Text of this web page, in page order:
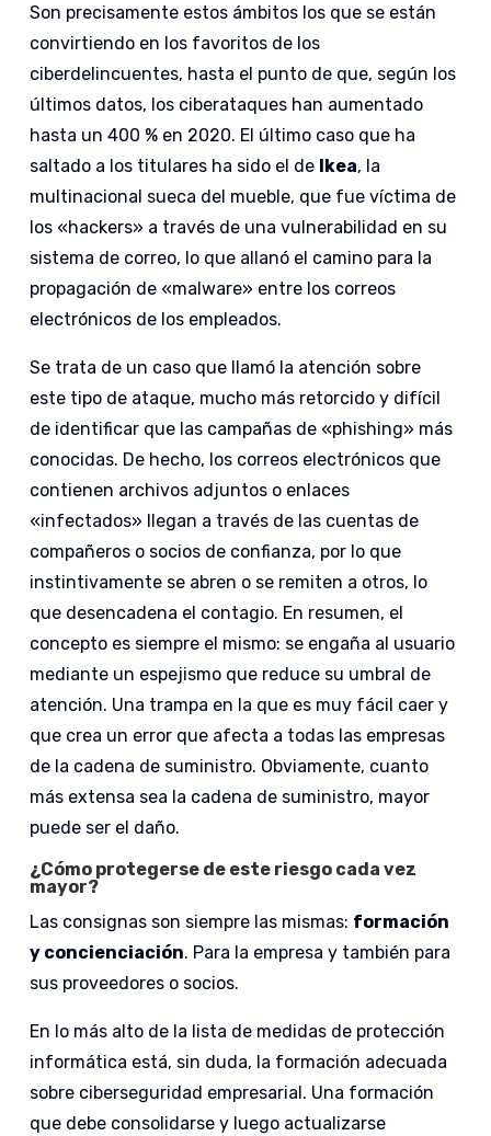
Son precisamente estos ámbitos los que se están
convirtiendo en los favoritos de los
ciberdelincuentes, hasta el punto de que, según los
últimos datos, los ciberataques han aumentado
hasta un 400 % en 2020. El último caso que ha
saltado a los titulares ha sido el de Ikea, la
multinacional sueca del mueble, que fue víctima de
los «hackers» a través de una vulnerabilidad en su
sistema de correo, lo que allanó el camino para la
propagación de «malware» entre los correos
electrónicos de los empleados.
Se trata de un caso que llamó la atención sobre
este tipo de ataque, mucho más retorcido y difícil
de identificar que las campañas de «phishing» más
conocidas. De hecho, los correos electrónicos que
contienen archivos adjuntos o enlaces
«infectados» llegan a través de las cuentas de
compañeros o socios de confianza, por lo que
instintivamente se abren o se remiten a otros, lo
que desencadena el contagio. En resumen, el
concepto es siempre el mismo: se engaña al usuario
mediante un espejismo que reduce su umbral de
atención. Una trampa en la que es muy fácil caer y
que crea un error que afecta a todas las empresas
de la cadena de suministro. Obviamente, cuanto
más extensa sea la cadena de suministro, mayor
puede ser el daño.
¿Cómo protegerse de este riesgo cada vez
mayor?
Las consignas son siempre las mismas: formación
y concienciación. Para la empresa y también para
sus proveedores o socios.
En lo más alto de la lista de medidas de protección
informática está, sin duda, la formación adecuada
sobre ciberseguridad empresarial. Una formación
que debe consolidarse y luego actualizarse